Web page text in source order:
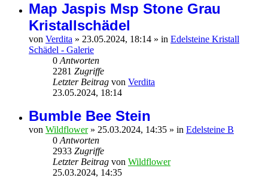
Map Jaspis Msp Stone Grau
Kristallschädel
von Verdita » 23.05.2024, 18:14 » in Edelsteine Kristall
Schädel - Galerie
0 Antworten
2281 Zugriffe
Letzter Beitrag von Verdita
23.05.2024, 18:14
Bumble Bee Stein
von Wildflower» 25.03.2024, 14:35 » in Edelsteine B
0 Antworten
2933 Zugriffe
Letzter Beitrag von Wildflower
25.03.2024, 14:35